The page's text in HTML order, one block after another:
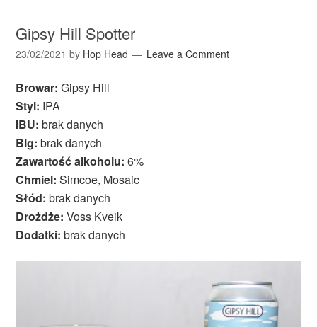
Gipsy Hill Spotter
23/02/2021 by Hop Head Leave a Comment
Browar: Gipsy Hill
Styl: IPA
IBU: brak danych
Blg: brak danych
Zawartość alkoholu: 6%
Chmiel: Simcoe, Mosaic
Słód: brak danych
Drożdże: Voss Kveik
Dodatki: brak danych